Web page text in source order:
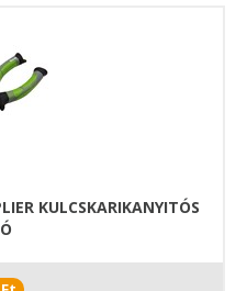
KULCSKARIKANYITÓS